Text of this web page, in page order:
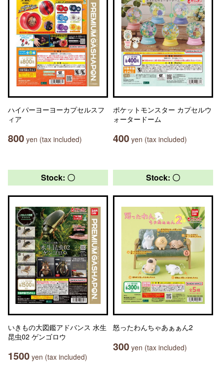
ハイパーヨーヨーカプセルスフ
ィア
800 yen (tax included)
ポケットモンスター カプセルウ
ォータードーム
400 yen (tax included)
Stock: 〇
いきもの大図鑑アドバンス 水生
昆虫02 ゲンゴロウ
1500 yen (tax included)
Stock: 〇
怒ったわんちゃあぁぁん2
300 yen (tax included)